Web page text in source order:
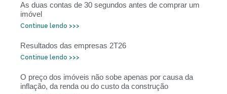
As duas contas de 30 segundos antes de comprar um
imóvel
Continue lendo >>>
Resultados das empresas 2T26
Continue lendo >>>
O preço dos imóveis não sobe apenas por causa da
inflação, da renda ou do custo da construção